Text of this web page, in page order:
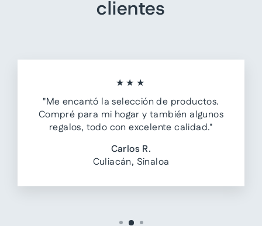
clientes
★★★
"Me encantó la selección de productos.
Compré para mi hogar y también algunos
regalos, todo con excelente calidad."
Carlos R.
Culiacán, Sinaloa